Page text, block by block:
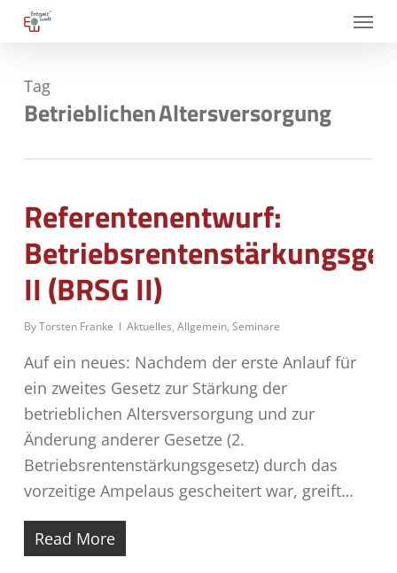
Skip
content
Menu
Tag
Betrieblichen Altersversorgung
Referentenentwurf:
II (BRSG II)
ByTorsten Franke Aktuelles, Allgemein, Seminare
Auf ein neues: Nachdem der erste Anlauf für
ein zweites Gesetz zur Stärkung der
betrieblichen Altersversorgung und zur
Änderung anderer Gesetze (2.
Betriebsrentenstärkungsgesetz) durch das
vorzeitige Ampelaus gescheitert war, greift…
Read More